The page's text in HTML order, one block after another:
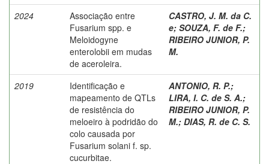
2024
Associação entre
Fusarium spp. e
Meloidogyne
enterolobii em mudas
de aceroleira.
CASTRO, J. M. da C.
e; SOUZA, F. de F.;
RIBEIRO JUNIOR, P.
M.
2019
Identificação e
mapeamento de QTLs
de resistência do
meloeiro à podridão do
colo causada por
Fusarium solani f. sp.
cucurbitae.
ANTONIO, R. P.;
LIRA, I. C. de S. A.;
RIBEIRO JUNIOR, P.
M.; DIAS, R. de C. S.